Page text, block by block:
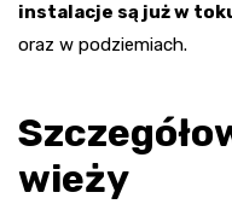
instalacje są już w
oraz w podziemiach.
wieży